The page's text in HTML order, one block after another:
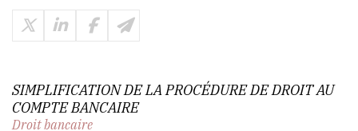
SIMPLIFICATION DE LA PROCÉDURE DE DROIT AU
COMPTE BANCAIRE
Droit bancaire